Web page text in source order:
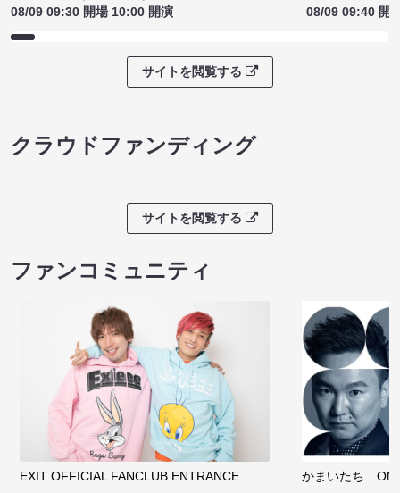
８月本公演（8/1～8/23）
08/09 09:30 開場 10:00 開演
サイトを閲覧する
クラウドファンディング
サイトを閲覧する
ファンコミュニティ